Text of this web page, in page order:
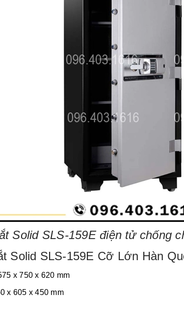
Solid SLS-159E điện tử chống
Solid SLS-159E Cỡ Lớn Hàn
x 750 x 620 mm
x 605 x 450 mm